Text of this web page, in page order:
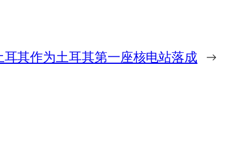
其作为土耳其第一座核电站落成 →